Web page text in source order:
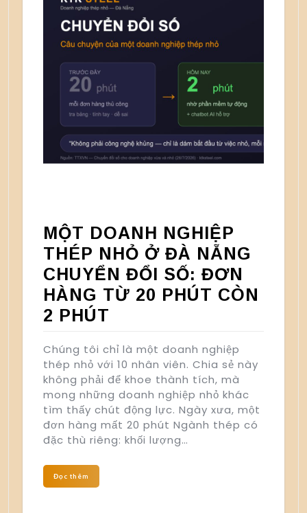
MỘT DOANH NGHIỆP
THÉP NHỎ Ở ĐÀ NẴNG
CHUYỂN ĐỔI SỐ: ĐƠN
HÀNG TỪ 20 PHÚT CÒN
2 PHÚT
Chúng tôi chỉ là một doanh nghiệp
thép nhỏ với 10 nhân viên. Chia sẻ này
không phải để khoe thành tích, mà
mong những doanh nghiệp nhỏ khác
tìm thấy chút động lực. Ngày xưa, một
đơn hàng mất 20 phút Ngành thép có
đặc thù riêng: khối lượng…
Đọc thêm